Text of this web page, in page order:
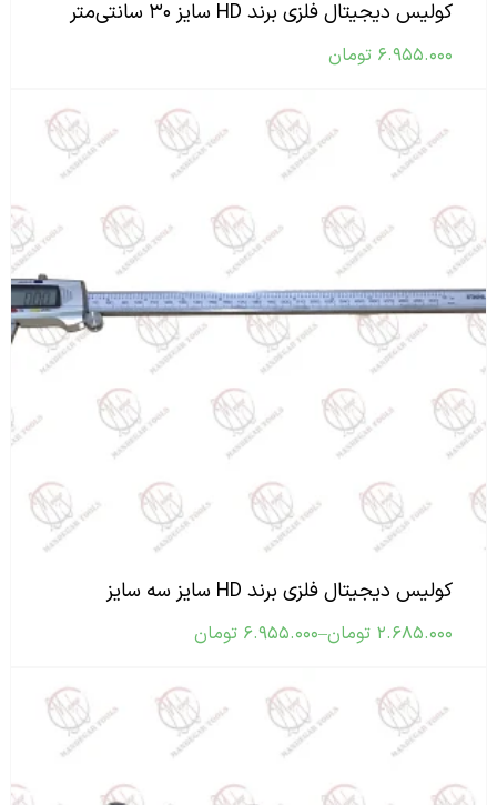
کولیس دیجیتال فلزی برند HD سایز ۳۰ سانتی‌متر
۶.۹۵۵.۰۰۰ تومان
کولیس دیجیتال فلزی برند HD سایز سه سایز
۲.۶۸۵.۰۰۰ تومان–۶.۹۵۵.۰۰۰ تومان